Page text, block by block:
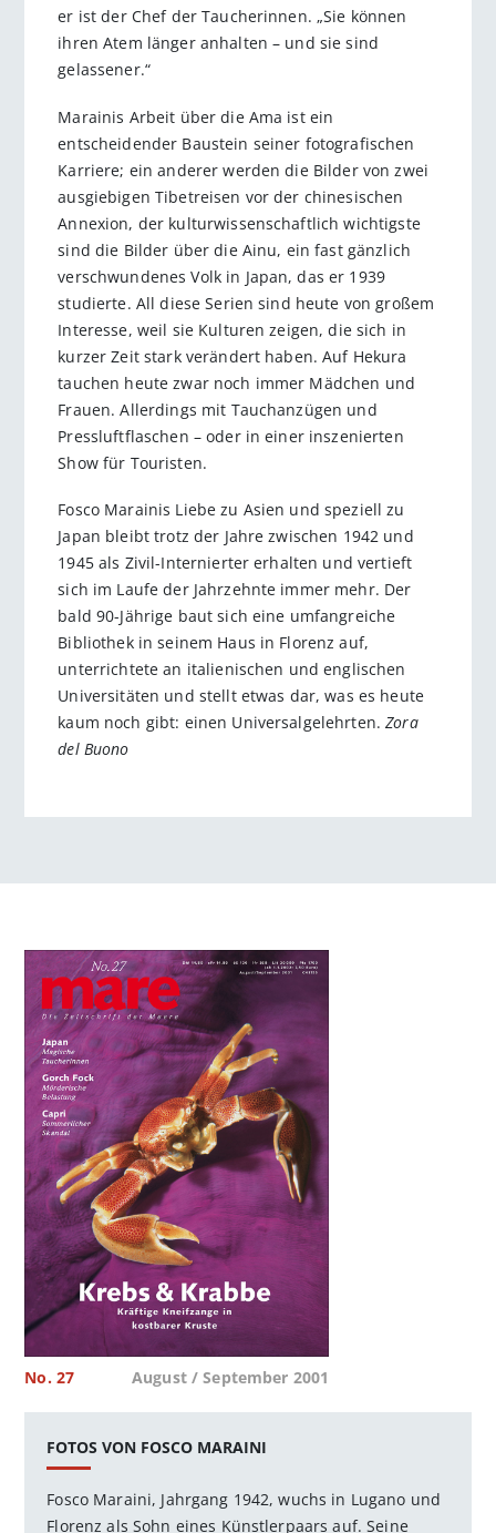
er ist der Chef der Taucherinnen. „Sie können
ihren Atem länger anhalten – und sie sind
gelassener.“
Marainis Arbeit über die Ama ist ein
entscheidender Baustein seiner fotografischen
Karriere; ein anderer werden die Bilder von zwei
ausgiebigen Tibetreisen vor der chinesischen
Annexion, der kulturwissenschaftlich wichtigste
sind die Bilder über die Ainu, ein fast gänzlich
verschwundenes Volk in Japan, das er 1939
studierte. All diese Serien sind heute von großem
Interesse, weil sie Kulturen zeigen, die sich in
kurzer Zeit stark verändert haben. Auf Hekura
tauchen heute zwar noch immer Mädchen und
Frauen. Allerdings mit Tauchanzügen und
Pressluftflaschen – oder in einer inszenierten
Show für Touristen.
Fosco Marainis Liebe zu Asien und speziell zu
Japan bleibt trotz der Jahre zwischen 1942 und
1945 als Zivil-Internierter erhalten und vertieft
sich im Laufe der Jahrzehnte immer mehr. Der
bald 90-Jährige baut sich eine umfangreiche
Bibliothek in seinem Haus in Florenz auf,
unterrichtete an italienischen und englischen
Universitäten und stellt etwas dar, was es heute
kaum noch gibt: einen Universalgelehrten.Zora
del Buono
No. 27 August / September 2001
FOTOS VON FOSCO MARAINI
Fosco Maraini, Jahrgang 1942, wuchs in Lugano und
Florenz als Sohn eines Künstlerpaars auf. Seine